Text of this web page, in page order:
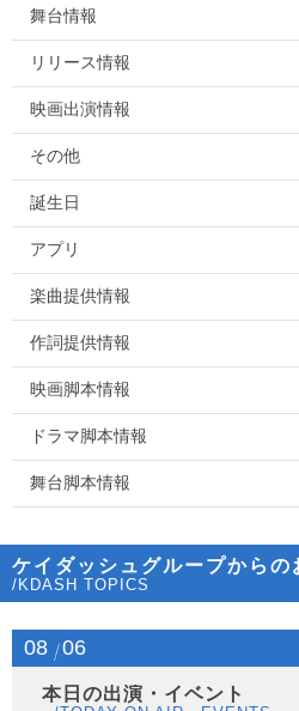
舞台情報
リリース情報
映画出演情報
その他
誕生日
アプリ
楽曲提供情報
作詞提供情報
映画脚本情報
ドラマ脚本情報
舞台脚本情報
ケイダッシュグループからの
/KDASH TOPICS
08 06
本日の出演・イベント